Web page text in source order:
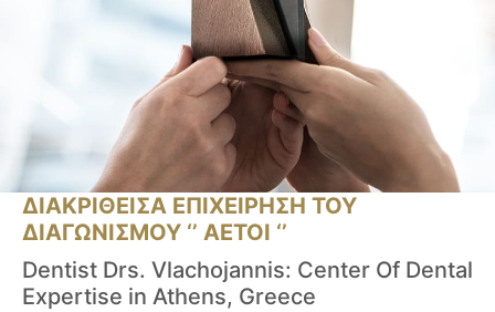
ΔΙΑΚΡΙΘΕΙΣΑ ΕΠΙΧΕΙΡΗΣΗ ΤΟΥ
ΔΙΑΓΩΝΙΣΜΟΥ ‘’ ΑΕΤΟΙ ‘’
Dentist Drs. Vlachojannis: Center Of Dental
Expertise in Athens, Greece